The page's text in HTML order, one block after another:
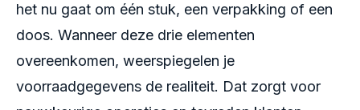
het nu gaat om één stuk, een verpakking of een
doos. Wanneer deze drie elementen
overeenkomen, weerspiegelen je
voorraadgegevens de realiteit. Dat zorgt voor